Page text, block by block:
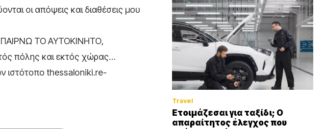
οι απόψεις και διαθέσεις μου
ΤΟ ΑΥΤΟΚΙΝΗΤΟ,
πόλης και εκτός χώρας…
ιστότοπο thessaloniki.re-
Travel
Ετοιμάζεσαι για ταξίδι; Ο
απαραίτητος έλεγχος που